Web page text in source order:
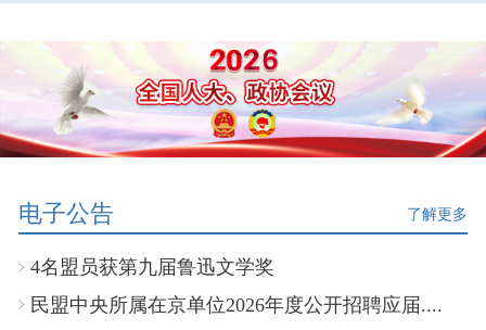
电子公告 了解更多
4名盟员获第九届鲁迅文学奖
民盟中央所属在京单位2026年度公开招聘应届....